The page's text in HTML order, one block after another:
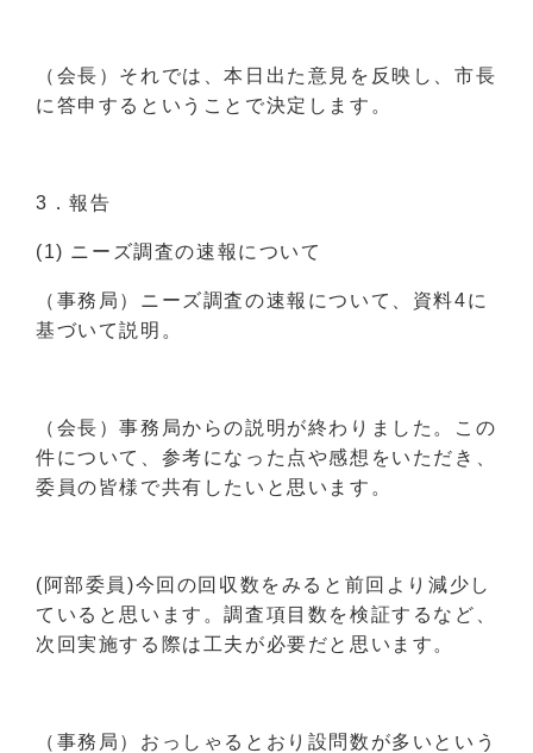
（会長）それでは、本日出た意見を反映し、市長
に答申するということで決定します。
3．報告
(1) ニーズ調査の速報について
（事務局）ニーズ調査の速報について、資料4に
基づいて説明。
（会長）事務局からの説明が終わりました。この
件について、参考になった点や感想をいただき、
委員の皆様で共有したいと思います。
(阿部委員)今回の回収数をみると前回より減少し
ていると思います。調査項目数を検証するなど、
次回実施する際は工夫が必要だと思います。
（事務局）おっしゃるとおり設問数が多いという